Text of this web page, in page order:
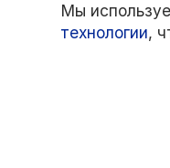
Мы
технологии,